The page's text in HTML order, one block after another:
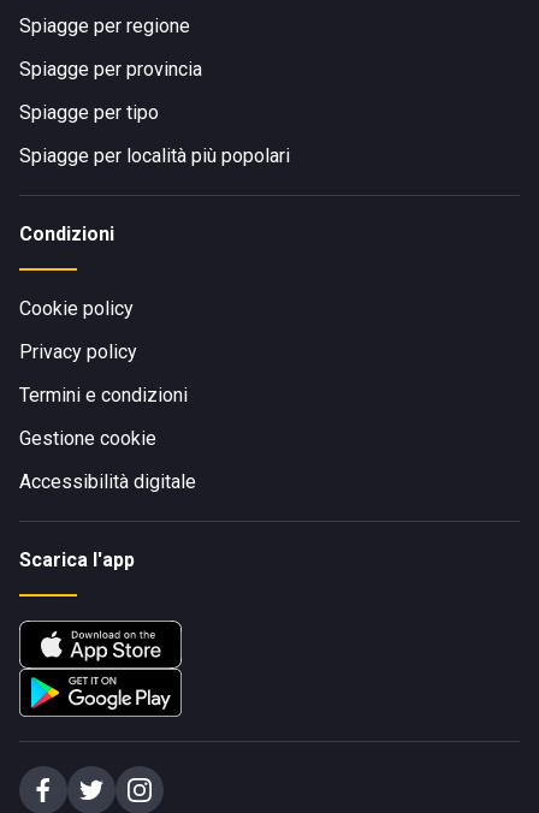
Spiagge per regione
Spiagge per provincia
Spiagge per tipo
Spiagge per località più popolari
Condizioni
Cookie policy
Privacy policy
Termini e condizioni
Gestione cookie
Accessibilità digitale
Scarica l'app